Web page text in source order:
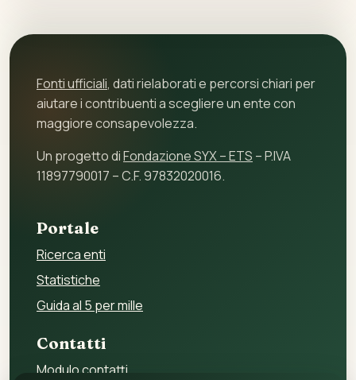
Fonti ufficiali, dati rielaborati e percorsi chiari per
aiutare i contribuenti a scegliere un ente con
maggiore consapevolezza.
Un progetto diFondazione SYX – ETS – P.IVA
11897790017 – C.F. 97832020016.
Portale
Ricerca enti
Statistiche
Guida al 5 per mille
Contatti
Modulo contatti